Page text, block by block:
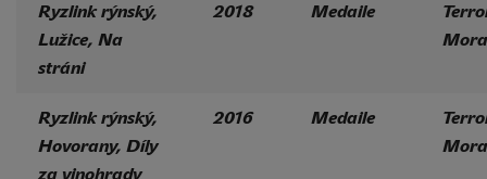
Ryzlink rýnský,
Lužice, Na
stráni
2018 Medaile
Ryzlink rýnský,
Hovorany, Díly
za vinohrady
2016 Medaile